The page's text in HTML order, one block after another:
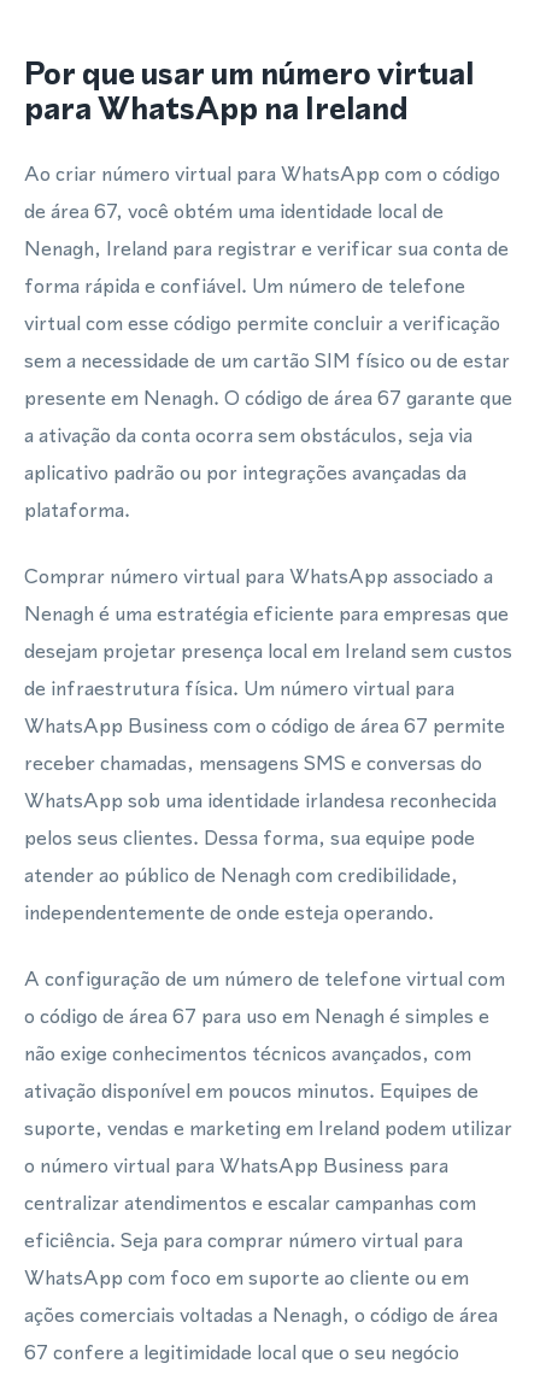
Por que usar um número virtual
para WhatsApp na Ireland
Ao criar número virtual para WhatsApp com o código
de área 67, você obtém uma identidade local de
Nenagh, Ireland para registrar e verificar sua conta de
forma rápida e confiável. Um número de telefone
virtual com esse código permite concluir a verificação
sem a necessidade de um cartão SIM físico ou de estar
presente em Nenagh. O código de área 67 garante que
a ativação da conta ocorra sem obstáculos, seja via
aplicativo padrão ou por integrações avançadas da
plataforma.
Comprar número virtual para WhatsApp associado a
Nenagh é uma estratégia eficiente para empresas que
desejam projetar presença local em Ireland sem custos
de infraestrutura física. Um número virtual para
WhatsApp Business com o código de área 67 permite
receber chamadas, mensagens SMS e conversas do
WhatsApp sob uma identidade irlandesa reconhecida
pelos seus clientes. Dessa forma, sua equipe pode
atender ao público de Nenagh com credibilidade,
independentemente de onde esteja operando.
A configuração de um número de telefone virtual com
o código de área 67 para uso em Nenagh é simples e
não exige conhecimentos técnicos avançados, com
ativação disponível em poucos minutos. Equipes de
suporte, vendas e marketing em Ireland podem utilizar
o número virtual para WhatsApp Business para
centralizar atendimentos e escalar campanhas com
eficiência. Seja para comprar número virtual para
WhatsApp com foco em suporte ao cliente ou em
ações comerciais voltadas a Nenagh, o código de área
67 confere a legitimidade local que o seu negócio